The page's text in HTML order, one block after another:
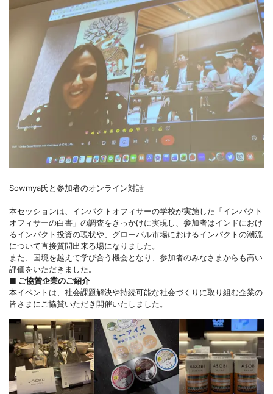
Sowmya氏と参加者のオンライン対話
本セッションは、インパクトオフィサーの学校が実施した「インパクト
オフィサーの白書」の調査をきっかけに実現し、参加者はインドにおけ
るインパクト投資の現状や、グローバル市場におけるインパクトの潮流
について直接質問出来る場になりました。
また、国境を越えて学び合う機会となり、参加者のみなさまからも高い
評価をいただきました。
■ ご協賛企業のご紹介
本イベントは、社会課題解決や持続可能な社会づくりに取り組む企業の
皆さまにご協賛いただき開催いたしました。